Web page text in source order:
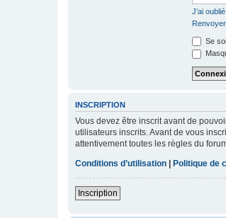
J’ai
Se
INSCRIPTION
Vous devez être inscrit avant de
utilisateurs inscrits. Avant de vous
attentivement toutes les règles du
Conditions d’utilisation
Politique de
Inscription